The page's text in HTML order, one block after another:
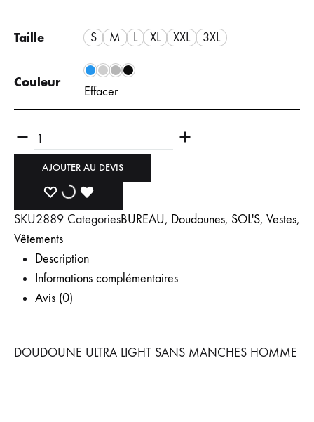
Taille S M L XL XXL 3XL
Couleur
Effacer
AJOUTER AU DEVIS
SKU2889 CategoriesBUREAU, Doudounes, SOL'S, Vestes,
Vêtements
Description
Informations complémentaires
Avis (0)
DOUDOUNE ULTRA LIGHT SANS MANCHES HOMME